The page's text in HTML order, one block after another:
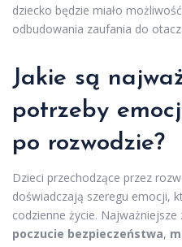
dziecko będzie miało
odbudowania zaufania do
Jakie są
potrzeby
po rozwodzie?
Dzieci przechodzące przez
doświadczają szeregu emocji,
codzienne życie.
poczucie bezpieczeństwa,